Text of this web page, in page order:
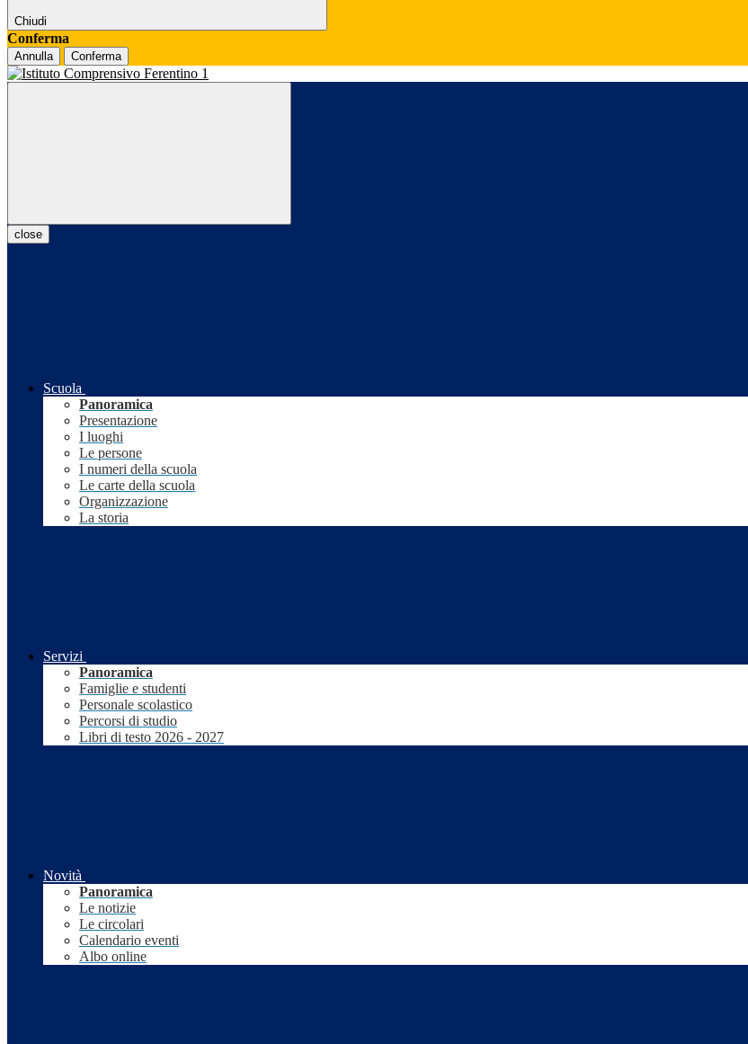
Chiudi
Conferma
Annulla Conferma
close
Scuola
Panoramica
Presentazione
I luoghi
Le persone
I numeri della scuola
Le carte della scuola
Organizzazione
La storia
Servizi
Panoramica
Famiglie e studenti
Personale scolastico
Percorsi di studio
Libri di testo 2026 - 2027
Novità
Panoramica
Le notizie
Le circolari
Calendario eventi
Albo online